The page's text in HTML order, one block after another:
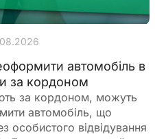
автомобіль в
за кордоном
за кордоном, можуть
автомобіль, що
особистого відвідування